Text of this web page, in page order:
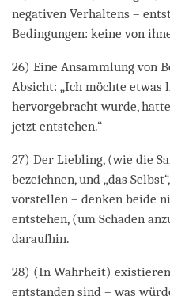
negativen Verhaltens –
Bedingungen: keine von
26) Eine Ansammlung von
Absicht: „Ich möchte etwas
hervorgebracht wurde,
jetzt entstehen.“
27) Der Liebling, (wie die
bezeichnen, und „das
vorstellen – denken beide
entstehen, (um Schaden
daraufhin.
28) (In Wahrheit)
entstanden sind – was